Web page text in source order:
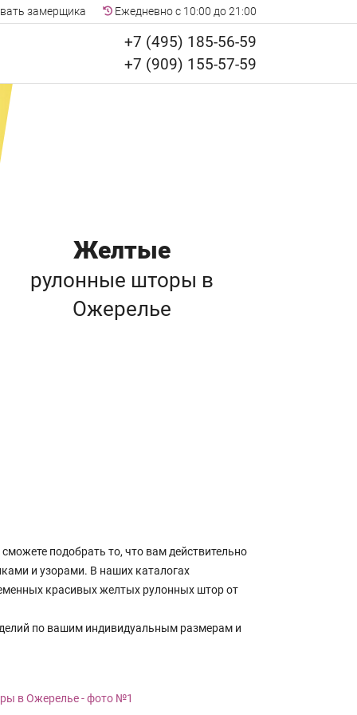
замерщика Ежедневно с 10:00 до 21:00
+7 (495) 185-56-59
+7 (909) 155-57-59
Желтые
рулонные шторы в
Ожерелье
подобрать то, что вам действительно
и узорами. В наших каталогах
красивых желтых рулонных штор от
по вашим индивидуальным размерам и